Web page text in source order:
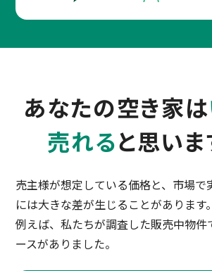
あなたの空き家は
売れると思いま
売主様が想定している価格と、市場で
には大きな差が生じることがあります。
例えば、私たちが調査した販売中物件
ースがありました。